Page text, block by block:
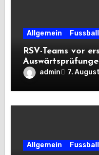
Allgemein Fussball
RSV-Teams vor
admin 7.
Allgemein Fussball